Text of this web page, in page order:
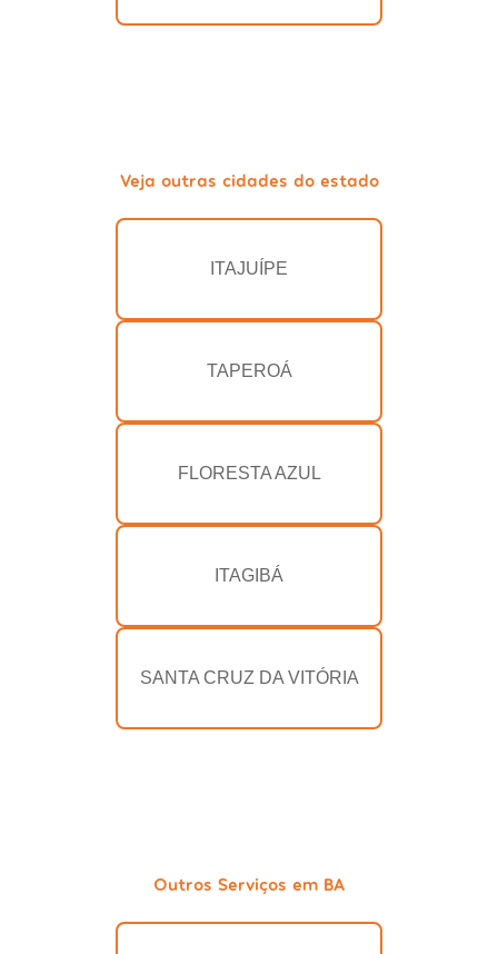
Veja outras cidades do estado
ITAJUÍPE
TAPEROÁ
FLORESTA AZUL
ITAGIBÁ
SANTA CRUZ DA VITÓRIA
Outros Serviços em BA